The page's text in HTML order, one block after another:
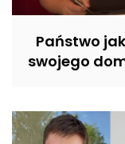
Państwo
swojego